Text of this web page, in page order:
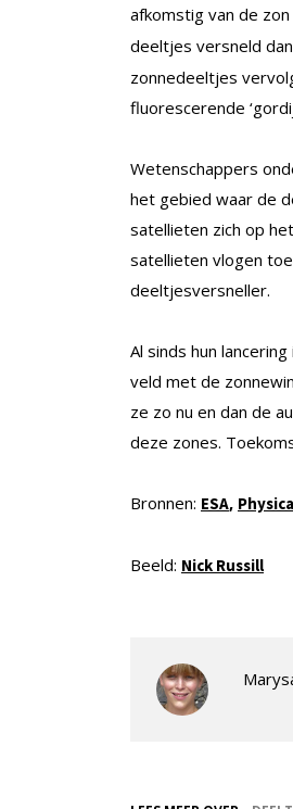
afkomstig van de
deeltjes versneld
zonnedeeltjes
fluorescerende
Wetenschappers
het gebied waar de
satellieten zich op
satellieten vlogen
deeltjesversneller.
Al sinds hun
veld met de
ze zo nu en dan de
deze zones.
Bronnen: ESA,
Beeld: Nick Russill